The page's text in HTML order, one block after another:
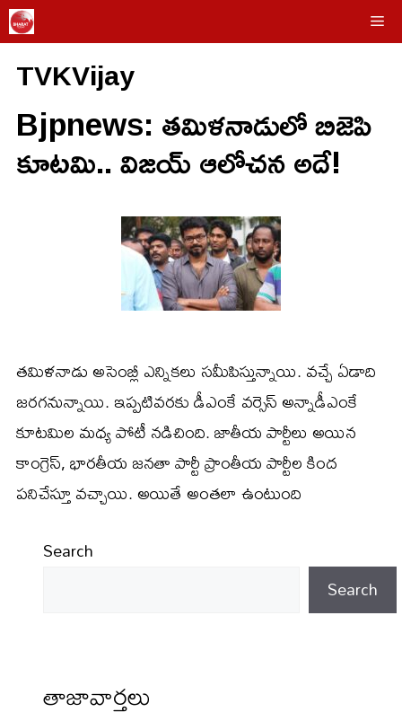
Skip
to
content
TVKVijay
Bjpnews: తమిళనాడులో బిజెపి
కూటమి.. విజయ్ ఆలోచన అదే!
తమిళనాడు అసెంబ్లీ ఎన్నికలు సమీపిస్తున్నాయి. వచ్చే ఏడాది
జరగనున్నాయి. ఇప్పటివరకు డీఎంకే వర్సెస్ అన్నాడీఎంకే
కూటమిల మధ్య పోటీ నడిచింది. జాతీయ పార్టీలు అయిన
కాంగ్రెస్, భారతీయ జనతా పార్టీ ప్రాంతీయ పార్టీల కింద
పనిచేస్తూ వచ్చాయి. అయితే అంతలా ఉంటుంది
Search
Search
తాజావార్తలు